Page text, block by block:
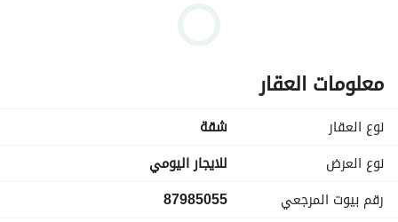
معلومات العقار
نوع العقار
شقة
نوع العرض
للايجار اليومي
رقم بيوت المرجعي
87985055